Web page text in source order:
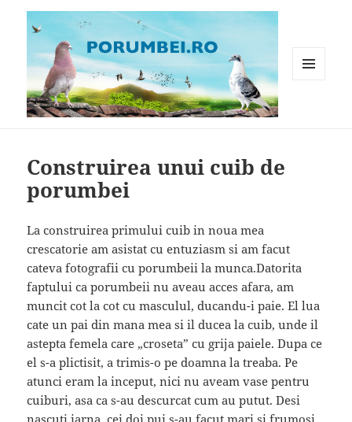
Construirea unui cuib de
porumbei
La construirea primului cuib in noua mea
crescatorie am asistat cu entuziasm si am facut
cateva fotografii cu porumbeii la munca.Datorita
faptului ca porumbeii nu aveau acces afara, am
muncit cot la cot cu masculul, ducandu-i paie. El lua
cate un pai din mana mea si il ducea la cuib, unde il
astepta femela care „croseta” cu grija paiele. Dupa ce
el s-a plictisit, a trimis-o pe doamna la treaba. Pe
atunci eram la inceput, nici nu aveam vase pentru
cuiburi, asa ca s-au descurcat cum au putut. Desi